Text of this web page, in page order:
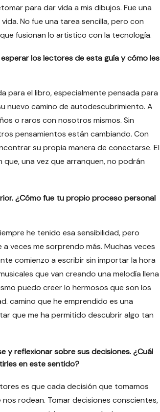
para dar vida a mis dibujos. Fue una
No fue una tarea sencilla, pero con
fusionan lo artistico con la tecnología.
los lectores de esta guía y cómo les
para el libro, especialmente pensada para
nuevo camino de autodescubrimiento. A
o raros con nosotros mismos. Sin
pensamientos están cambiando. Con
su propia manera de conectarse. El
una vez que arranquen, no podrán
¿Cómo fue tu propio proceso personal
he tenido esa sensibilidad, pero
veces me sorprendo más. Muchas veces
comienzo a escribir sin importar la hora
que van creando una melodía llena
puedo creer lo hermosos que son los
camino que he emprendido es una
que me ha permitido descubrir algo tan
y reflexionar sobre sus decisiones. ¿Cuál
en este sentido?
es que cada decisión que tomamos
rodean. Tomar decisiones conscientes,